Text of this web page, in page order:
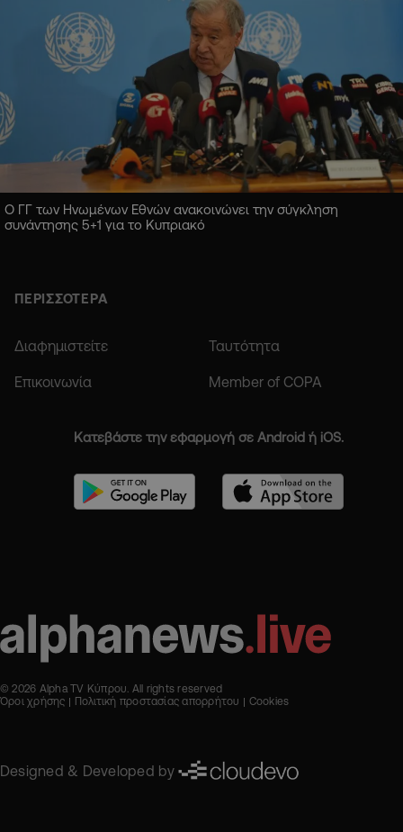
Ο ΓΓ των Ηνωμένων Εθνών ανακοινώνει την σύγκληση
συνάντησης 5+1 για το Κυπριακό
ΠΕΡΙΣΣΟΤΕΡΑ
Διαφημιστείτε Ταυτότητα
Επικοινωνία Member of COPA
Κατεβάστε την εφαρμογή σε Android ή iOS.
© 2026 Alpha TV Κύπρου. All rights reserved
Όροι χρήσης
Πολιτική προστασίας απορρήτου Cookies
Designed & Developed by